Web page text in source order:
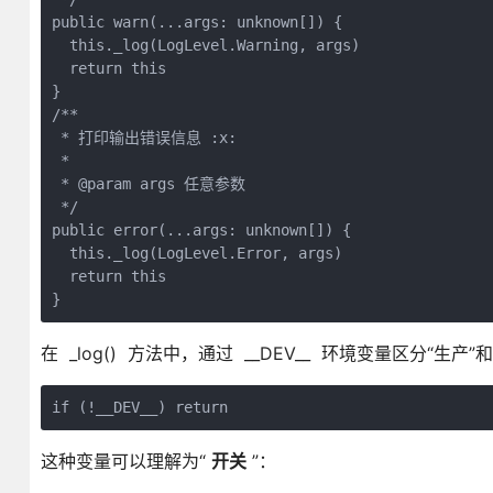
public warn(...args: unknown[]) {
  this._log(LogLevel.Warning, args)
  return this
}
/**
* 打印输出错误信息 :x:
*
* @param args 任意参数
*/
public error(...args: unknown[]) {
  this._log(LogLevel.Error, args)
  return this
}
在 _log() 方法中，通过 __DEV__ 环境变量区分“生产”和“
if (!__DEV__) return
这种变量可以理解为“ 开关”：